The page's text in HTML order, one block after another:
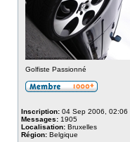
Golfiste Passionné
Inscription: 04 Sep 2006, 02:06
Messages: 1905
Localisation: Bruxelles
Région: Belgique